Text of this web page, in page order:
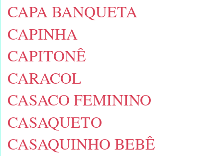
CAPA BANQUETA
CAPINHA
CAPITONÊ
CARACOL
CASACO FEMININO
CASAQUETO
CASAQUINHO BEBÊ